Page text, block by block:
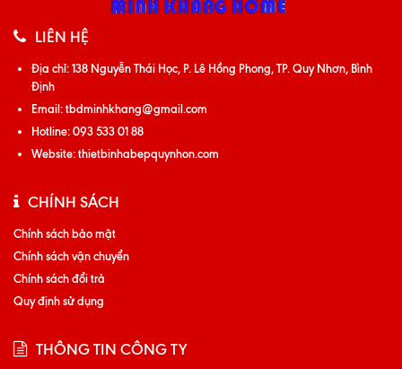
LIÊN HỆ
Địa chỉ:138 Nguyễn Thái Học, P. Lê Hồng Phong, TP. Quy Nhơn, Bình
Định
Email:tbdminhkhang@gmail.com
Hotline:093 533 01 88
Website:thietbinhabepquynhon.com
CHÍNH SÁCH
Chính sách bảo mật
Chính sách vận chuyển
Chính sách đổi trả
Quy định sử dụng
THÔNG TIN CÔNG TY